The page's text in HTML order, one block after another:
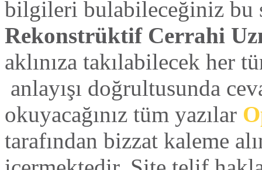
bilgileri bulabileceğiniz bu
Rekonstrüktif Cerrahi
aklınıza takılabilecek her
anlayışı doğrultusunda
okuyacağınız tüm yazılar
tarafından bizzat kaleme